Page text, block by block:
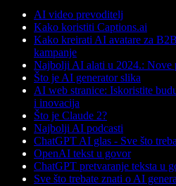
AI video prevoditelj
Kako koristiti Captions.ai
Kako kreirati AI avatare za
kampanje
Najbolji AI alati u 2024.: Nove
Što je AI generator slika
AI web stranice: Iskoristite
i inovacija
Što je Claude 2?
Najbolji AI podcasti
ChatGPT AI glas - Sve što
OpenAI tekst u govor
ChatGPT pretvaranje teksta u
Sve što trebate znati o AI